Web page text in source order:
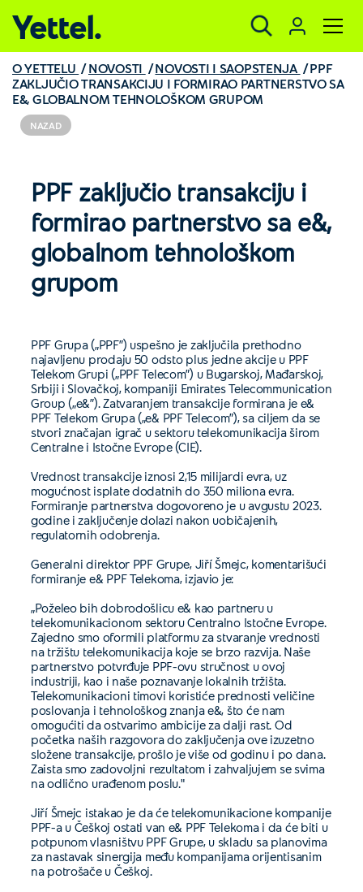
Yettel.
O YETTELU NOVOSTI NOVOSTI I SAOPSTENJA
PPF
ZAKLJUČIO TRANSAKCIJU I FORMIRAO PARTNERSTVO SA
E&, GLOBALNOM TEHNOLOŠKOM GRUPOM
NAZAD
PPF zaključio transakciju i
formirao partnerstvo sa e&,
globalnom tehnološkom
grupom
PPF Grupa („PPF”) uspešno je zaključila prethodno
najavljenu prodaju 50 odsto plus jedne akcije u PPF
Telekom Grupi („PPF Telecom”) u Bugarskoj, Mađarskoj,
Srbiji i Slovačkoj, kompaniji Emirates Telecommunication
Group („e&”). Zatvaranjem transakcije formirana je e&
PPF Telekom Grupa („e& PPF Telecom”), sa ciljem da se
stvori značajan igrač u sektoru telekomunikacija širom
Centralne i Istočne Evrope (CIE).
Vrednost transakcije iznosi 2,15 milijardi evra, uz
mogućnost isplate dodatnih do 350 miliona evra.
Formiranje partnerstva dogovoreno je u avgustu 2023.
godine i zaključenje dolazi nakon uobičajenih,
regulatornih odobrenja.
Generalni direktor PPF Grupe, Jiří Šmejc, komentarišući
formiranje e& PPF Telekoma, izjavio je:
„Poželeo bih dobrodošlicu e& kao partneru u
telekomunikacionom sektoru Centralno Istočne Evrope.
Zajedno smo oformili platformu za stvaranje vrednosti
na tržištu telekomunikacija koje se brzo razvija. Naše
partnerstvo potvrđuje PPF-ovu stručnost u ovoj
industriji, kao i naše poznavanje lokalnih tržišta.
Telekomunikacioni timovi koristiće prednosti veličine
poslovanja i tehnološkog znanja e&, što će nam
omogućiti da ostvarimo ambicije za dalji rast. Od
početka naših razgovora do zaključenja ove izuzetno
složene transakcije, prošlo je više od godinu i po dana.
Zaista smo zadovoljni rezultatom i zahvaljujem se svima
na odlično urađenom poslu."
Jiří Šmejc istakao je da će telekomunikacione kompanije
PPF-a u Češkoj ostati van e& PPF Telekoma i da će biti u
potpunom vlasništvu PPF Grupe, u skladu sa planovima
za nastavak sinergija među kompanijama orijentisanim
na potrošače u Češkoj.